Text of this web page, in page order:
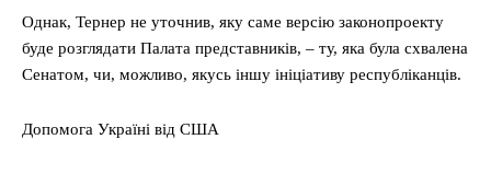
Однак, Тернер не уточнив, яку саме версію законопроекту
буде розглядати Палата представників, – ту, яка була схвалена
Сенатом, чи, можливо, якусь іншу ініціативу республіканців.
Допомога Україні від США